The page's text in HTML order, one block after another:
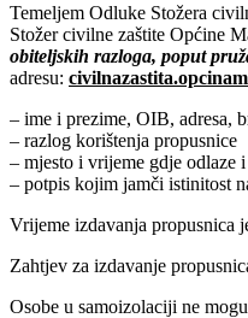
Temeljem Odluke Stožera
Stožer civilne zaštite Općine
obiteljskih razloga, poput
adresu:
– ime i prezime, OIB, adresa,
– razlog korištenja propusnice
– mjesto i vrijeme gdje odlaze
– potpis kojim jamči istinitost
Vrijeme izdavanja propusnica
Zahtjev za izdavanje
Osobe u samoizolaciji ne